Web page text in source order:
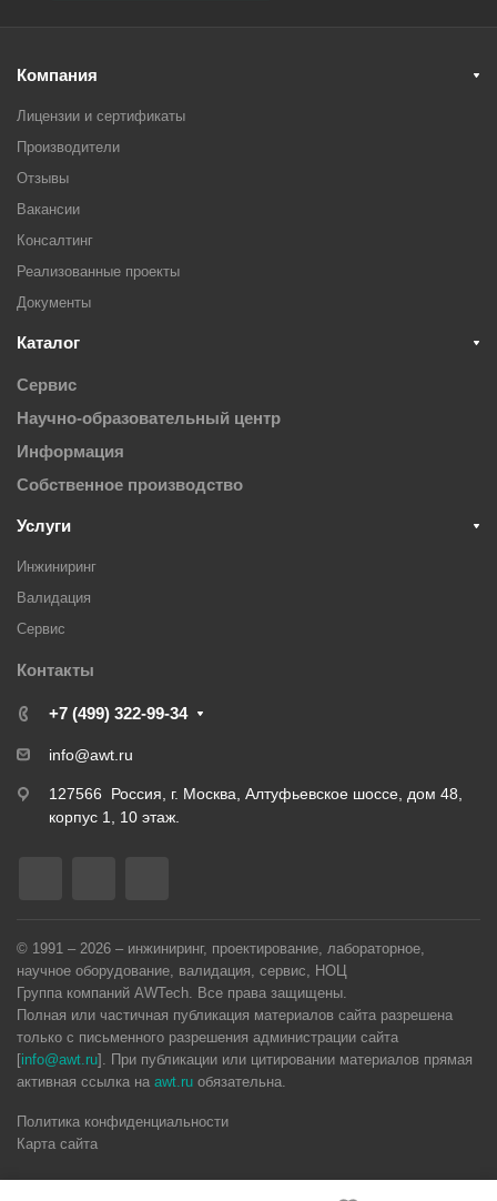
Компания
Лицензии и сертификаты
Производители
Отзывы
Вакансии
Консалтинг
Реализованные проекты
Документы
Каталог
Сервис
Научно-образовательный центр
Информация
Собственное производство
Услуги
Инжиниринг
Валидация
Cервис
Контакты
+7 (499) 322-99-34
info@awt.ru
127566 Россия, г. Москва, Алтуфьевское шоссе, дом 48,
корпус 1, 10 этаж.
© 1991 – 2026 – инжиниринг, проектирование, лабораторное,
научное оборудование, валидация, сервис, НОЦ
Группа компаний AWTech. Все права защищены.
Полная или частичная публикация материалов сайта разрешена
только с письменного разрешения администрации сайта
[info@awt.ru]. При публикации или цитировании материалов прямая
активная ссылка на awt.ru обязательна.
Политика конфиденциальности
Карта сайта